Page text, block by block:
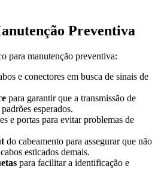
Preventiva
para manutenção preventiva:
e conectores em busca de sinais de
para garantir que a transmissão de
esperados.
e portas para evitar problemas de
do cabeamento para assegurar que não
esticados demais.
para facilitar a identificação e